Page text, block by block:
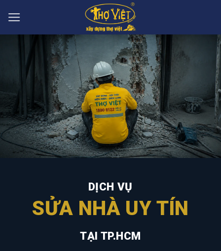
content
DỊCH VỤ
SỬA NHÀ UY TÍN
TẠI TP.HCM